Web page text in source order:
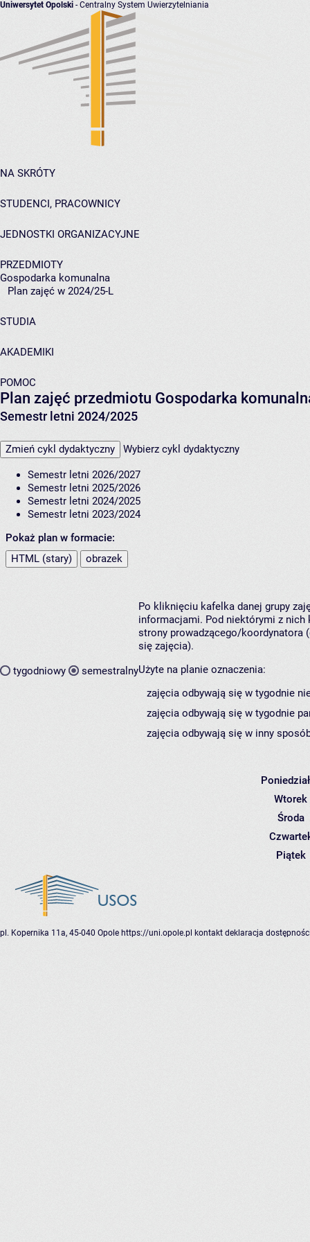
Uniwersytet Opolski - Centralny System Uwierzytelniania
NA SKRÓTY
STUDENCI, PRACOWNICY
JEDNOSTKI ORGANIZACYJNE
PRZEDMIOTY
Gospodarka komunalna
Plan zajęć w 2024/25-L
STUDIA
AKADEMIKI
POMOC
Plan zajęć przedmiotu Gospodarka
Semestr letni 2024/2025
Zmień cykl dydaktyczny Wybierz cykl dydaktyczny
Semestr letni 2026/2027
Semestr letni 2025/2026
Semestr letni 2024/2025
Semestr letni 2023/2024
Pokaż plan w formacie:
HTML (stary)
obrazek
tygodniowy semestralny
Po kliknięciu kafelka danej grupy
informacjami. Pod niektórymi z nich
strony prowadzącego/koordynatora
się zajęcia).
Użyte na planie oznaczenia:
zajęcia odbywają się w tygodnie
zajęcia odbywają się w tygodnie
zajęcia odbywają się w inny
Wtorek
Środa
Piątek
pl. Kopernika 11a, 45-040 Opole https://uni.opole.pl kontakt deklaracja